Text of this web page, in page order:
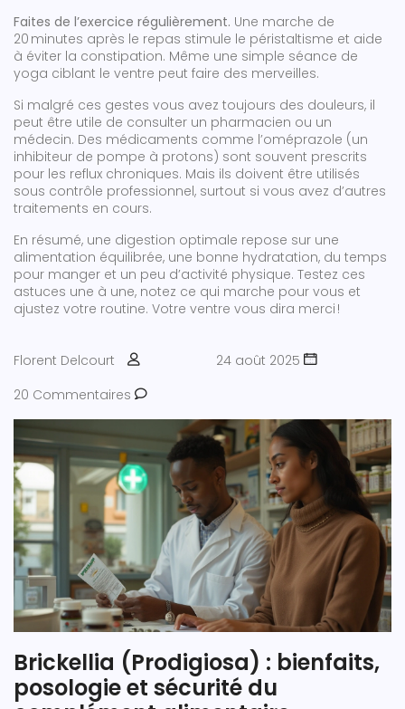
Faites de l’exercice régulièrement. Une marche de
20 minutes après le repas stimule le péristaltisme et aide
à éviter la constipation. Même une simple séance de
yoga ciblant le ventre peut faire des merveilles.
Si malgré ces gestes vous avez toujours des douleurs, il
peut être utile de consulter un pharmacien ou un
médecin. Des médicaments comme l’oméprazole (un
inhibiteur de pompe à protons) sont souvent prescrits
pour les reflux chroniques. Mais ils doivent être utilisés
sous contrôle professionnel, surtout si vous avez d’autres
traitements en cours.
En résumé, une digestion optimale repose sur une
alimentation équilibrée, une bonne hydratation, du temps
pour manger et un peu d’activité physique. Testez ces
astuces une à une, notez ce qui marche pour vous et
ajustez votre routine. Votre ventre vous dira merci !
Florent Delcourt
24 août 2025
20 Commentaires
Brickellia (Prodigiosa) : bienfaits,
posologie et sécurité du